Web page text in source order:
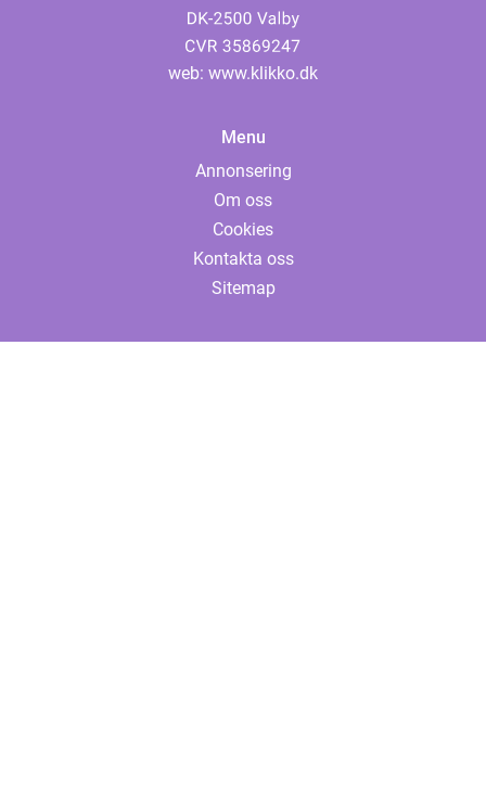
web: www.klikko.dk
Menu
Annonsering
Om oss
Cookies
Kontakta oss
Sitemap